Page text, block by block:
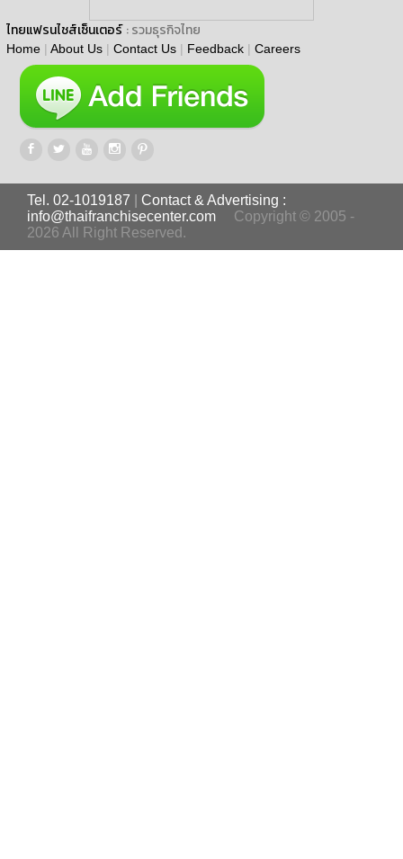
ไทยแฟรนไชส์เซ็นเตอร์ : รวมธุรกิจไทย
Home | About Us | Contact Us | Feedback | Careers
Tel. 02-1019187
Contact & Advertising :
info@thaifranchisecenter.com
Copyright © 2005 -
2026 All Right Reserved.